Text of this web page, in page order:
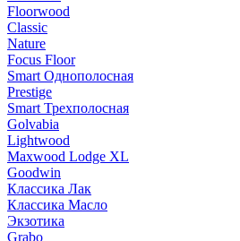
Floorwood
Classic
Nature
Focus Floor
Smart Однополосная
Prestige
Smart Трехполосная
Golvabia
Lightwood
Maxwood Lodge XL
Goodwin
Классика Лак
Классика Масло
Экзотика
Grabo